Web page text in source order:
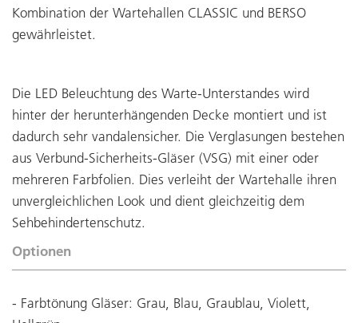
Kombination der Wartehallen CLASSIC und BERSO
gewährleistet.
Die LED Beleuchtung des Warte-Unterstandes wird
hinter der herunterhängenden Decke montiert und ist
dadurch sehr vandalensicher. Die Verglasungen bestehen
aus Verbund-Sicherheits-Gläser (VSG) mit einer oder
mehreren Farbfolien. Dies verleiht der Wartehalle ihren
unvergleichlichen Look und dient gleichzeitig dem
Sehbehindertenschutz.
Optionen
- Farbtönung Gläser: Grau, Blau, Graublau, Violett,